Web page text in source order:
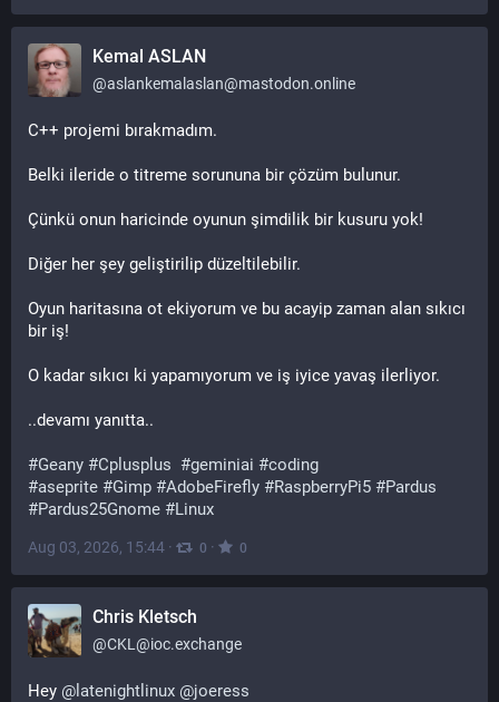
Kemal ASLAN
@aslankemalaslan@mastodon.online
C++ projemi bırakmadım.
Belki ileride o titreme sorununa bir çözüm bulunur.
Çünkü onun haricinde oyunun şimdilik bir kusuru yok!
Diğer her şey geliştirilip düzeltilebilir.
Oyun haritasına ot ekiyorum ve bu acayip zaman alan sıkıcı
bir iş!
O kadar sıkıcı ki yapamıyorum ve iş iyice yavaş ilerliyor.
..devamı yanıtta..
#Geany #Cplusplus #geminiai #coding
#aseprite #Gimp #AdobeFirefly #RaspberryPi5 #Pardus
#Pardus25Gnome #Linux
Aug 03, 2026, 15:44 · 0 · 0
Chris Kletsch
@CKL@ioc.exchange
Hey @ latenightlinux @joeress